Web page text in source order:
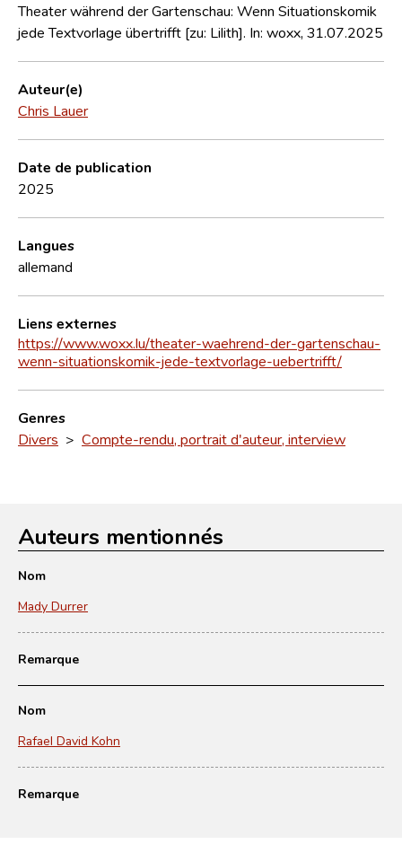
Contact
Theater während der Gartenschau: Wenn Situationskomik
jede Textvorlage übertrifft [zu: Lilith]. In: woxx, 31.07.2025
Auteur(e)
Chris Lauer
Date de publication
2025
Langues
allemand
Liens externes
https://www.woxx.lu/theater-waehrend-der-gartenschau-
wenn-situationskomik-jede-textvorlage-uebertrifft/
Genres
Divers > Compte-rendu, portrait d'auteur, interview
Auteurs mentionnés
Nom
Mady Durrer
Remarque
Nom
Rafael David Kohn
Remarque